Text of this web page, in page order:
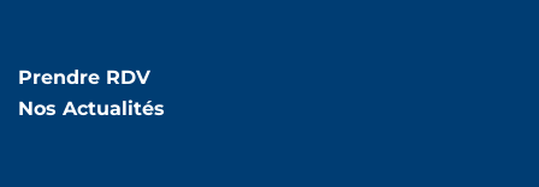
Prendre RDV
Nos Actualités